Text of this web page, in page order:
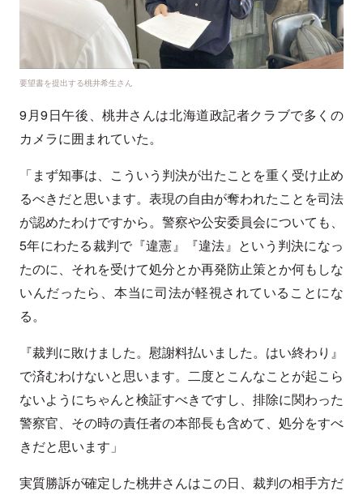
要望書を提出する桃井希生さん
9月9日午後、桃井さんは北海道政記者クラブで多くの
カメラに囲まれていた。
「まず知事は、こういう判決が出たことを重く受け止め
るべきだと思います。表現の自由が奪われたことを司法
が認めたわけですから。警察や公安委員会についても、
5年にわたる裁判で『違憲』『違法』という判決になっ
たのに、それを受けて処分とか再発防止策とか何もしな
いんだったら、本当に司法が軽視されていることにな
る。
『裁判に敗けました。慰謝料払いました。はい終わり』
で済むわけないと思います。二度とこんなことが起こら
ないようにちゃんと検証すべきですし、排除に関わった
警察官、その時の責任者の本部長も含めて、処分をすべ
きだと思います」
実質勝訴が確定した桃井さんはこの日、裁判の相手方だ